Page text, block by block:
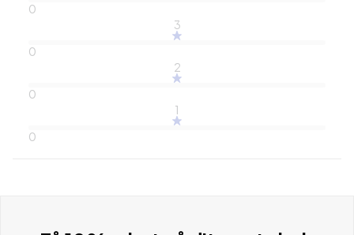
0
3
0
2
0
1
0